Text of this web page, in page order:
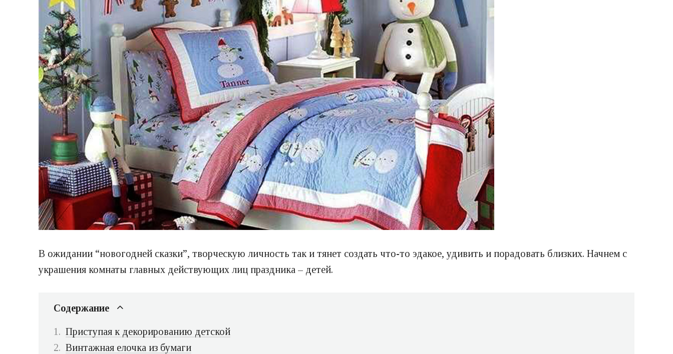
В ожидании “новогодней сказки”, творческую личность так и тянет создать что-то эдакое, удивить и порадовать близких. Начнем с
украшения комнаты главных действующих лиц праздника – детей.
Содержание
Приступая к декорированию детской
Винтажная елочка из бумаги